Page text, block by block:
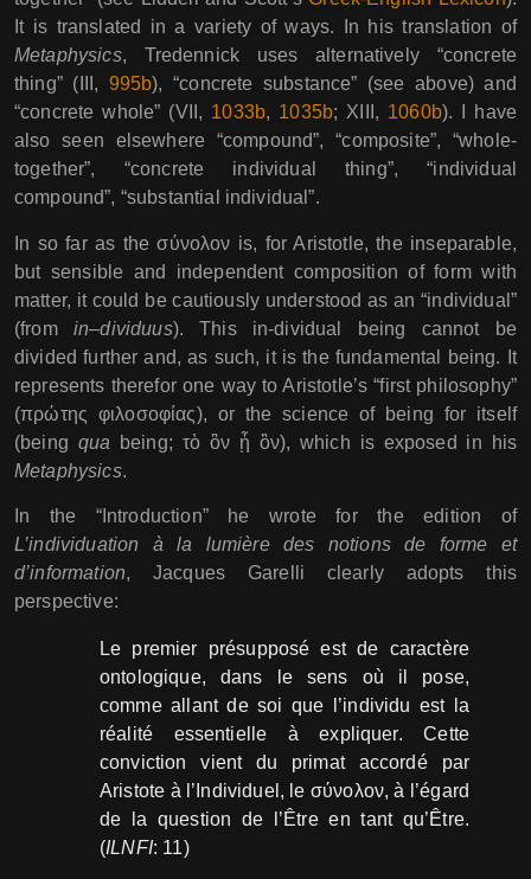
It is translated in a variety of ways. In his translation of
Metaphysics, Tredennick uses alternatively “concrete
thing” (III, 995b), “concrete substance” (see above) and
“concrete whole” (VII, 1033b, 1035b; XIII, 1060b). I have
also seen elsewhere “compound”, “composite”, “whole-
together”, “concrete individual thing”, “individual
compound”, “substantial individual”.
In so far as the σύνολον is, for Aristotle, the inseparable,
but sensible and independent composition of form with
matter, it could be cautiously understood as an “individual”
(from in–dividuus). This in-dividual being cannot be
divided further and, as such, it is the fundamental being. It
represents therefor one way to Aristotle’s “first philosophy”
(πρώτης φιλοσοφίας), or the science of being for itself
(being qua being; τὸ ὂν ᾗ ὂν), which is exposed in his
Metaphysics.
In the “Introduction” he wrote for the edition of
L’individuation à la lumière des notions de forme et
d’information, Jacques Garelli clearly adopts this
perspective:
Le premier présupposé est de caractère
ontologique, dans le sens où il pose,
comme allant de soi que l’individu est la
réalité essentielle à expliquer. Cette
conviction vient du primat accordé par
Aristote à l’Individuel, le σύνολον, à l’égard
de la question de l’Être en tant qu’Être.
(ILNFI: 11)